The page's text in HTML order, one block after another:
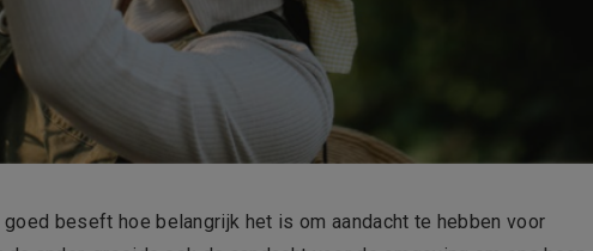
beseft hoe belangrijk het is om aandacht te hebben voor